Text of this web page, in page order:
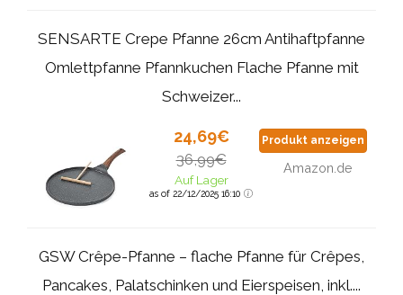
SENSARTE Crepe Pfanne 26cm Antihaftpfanne
Omlettpfanne Pfannkuchen Flache Pfanne mit
Schweizer...
24,69€
36,99€
Auf Lager
as of 22/12/2025 16:10
Produkt anzeigen
Amazon.de
GSW Crêpe-Pfanne – flache Pfanne für Crêpes,
Pancakes, Palatschinken und Eierspeisen, inkl....